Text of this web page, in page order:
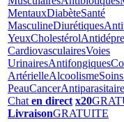
MentauxDiabèteSanté
MasculineDiurétiques
YeuxCholestérol
CardiovasculairesVoies
UrinairesAntifongiques
ArtérielleAlcoolisme
PeauCancer
Chat en direct x20
LivraisonGRATUITE